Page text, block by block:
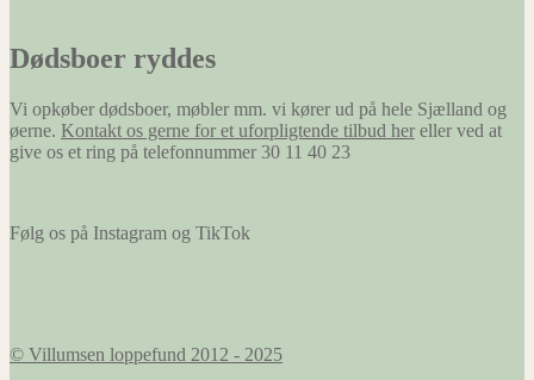
Dødsboer ryddes
Vi opkøber dødsboer, møbler mm. vi kører ud på hele Sjælland og
øerne. Kontakt os gerne for et uforpligtende tilbud her eller ved at
give os et ring på telefonnummer 30 11 40 23
Følg os på Instagram og TikTok
© Villumsen loppefund 2012 - 2025